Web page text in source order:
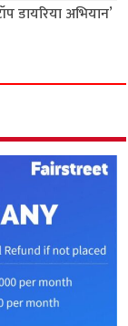
डायरिया अभियान’